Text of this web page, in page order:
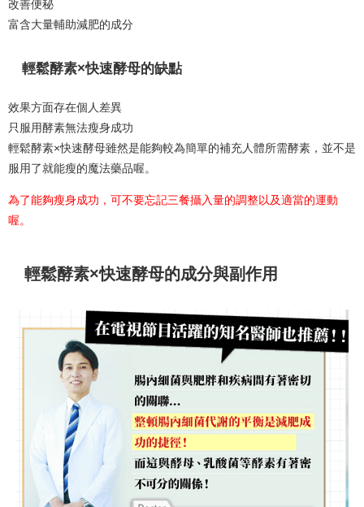
改善便秘
富含大量輔助減肥的成分
輕鬆酵素×快速酵母的缺點
效果方面存在個人差異
只服用酵素無法瘦身成功
輕鬆酵素×快速酵母雖然是能夠較為簡單的補充人體所需酵素，並不是
服用了就能瘦的魔法藥品喔。
為了能夠瘦身成功，可不要忘記三餐攝入量的調整以及適當的運動
喔。
輕鬆酵素×快速酵母的成分與副作用